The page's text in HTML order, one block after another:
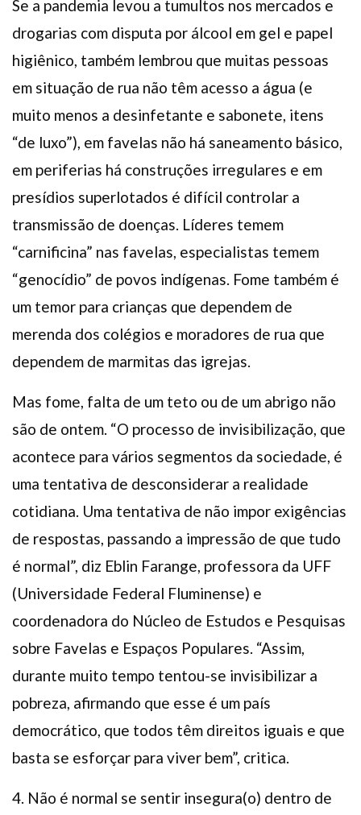
Se a pandemia levou a tumultos nos mercados e
drogarias com disputa por álcool em gel e papel
higiênico, também lembrou que muitas pessoas
em situação de rua não têm acesso a água (e
muito menos a desinfetante e sabonete, itens
“de luxo”), em favelas não há saneamento básico,
em periferias há construções irregulares e em
presídios superlotados é difícil controlar a
transmissão de doenças. Líderes temem
“carnificina” nas favelas, especialistas temem
“genocídio” de povos indígenas. Fome também é
um temor para crianças que dependem de
merenda dos colégios e moradores de rua que
dependem de marmitas das igrejas.
Mas fome, falta de um teto ou de um abrigo não
são de ontem. “O processo de invisibilização, que
acontece para vários segmentos da sociedade, é
uma tentativa de desconsiderar a realidade
cotidiana. Uma tentativa de não impor exigências
de respostas, passando a impressão de que tudo
é normal”, diz Eblin Farange, professora da UFF
(Universidade Federal Fluminense) e
coordenadora do Núcleo de Estudos e Pesquisas
sobre Favelas e Espaços Populares. “Assim,
durante muito tempo tentou-se invisibilizar a
pobreza, afirmando que esse é um país
democrático, que todos têm direitos iguais e que
basta se esforçar para viver bem”, critica.
4. Não é normal se sentir insegura(o) dentro de